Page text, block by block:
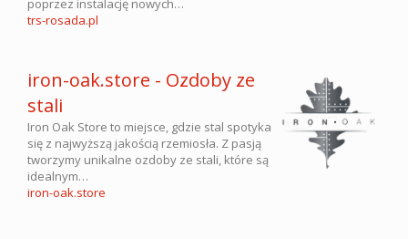
poprzez instalację nowych…
trs-rosada.pl
iron-oak.store - Ozdoby ze
stali
Iron Oak Store to miejsce, gdzie stal spotyka
się z najwyższą jakością rzemiosła. Z pasją
tworzymy unikalne ozdoby ze stali, które są
idealnym…
iron-oak.store